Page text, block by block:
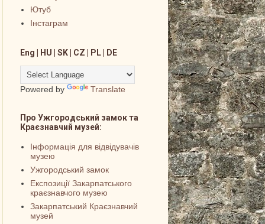
Ютуб
Інстаграм
Eng | HU | SK | CZ | PL | DE
Powered by Translate
Про Ужгородський замок та
Краєзнавчий музей:
Інформація для відвідувачів
музею
Ужгородський замок
Експозиції Закарпатського
краєзнавчого музею
Закарпатський Краєзнавчий
музей